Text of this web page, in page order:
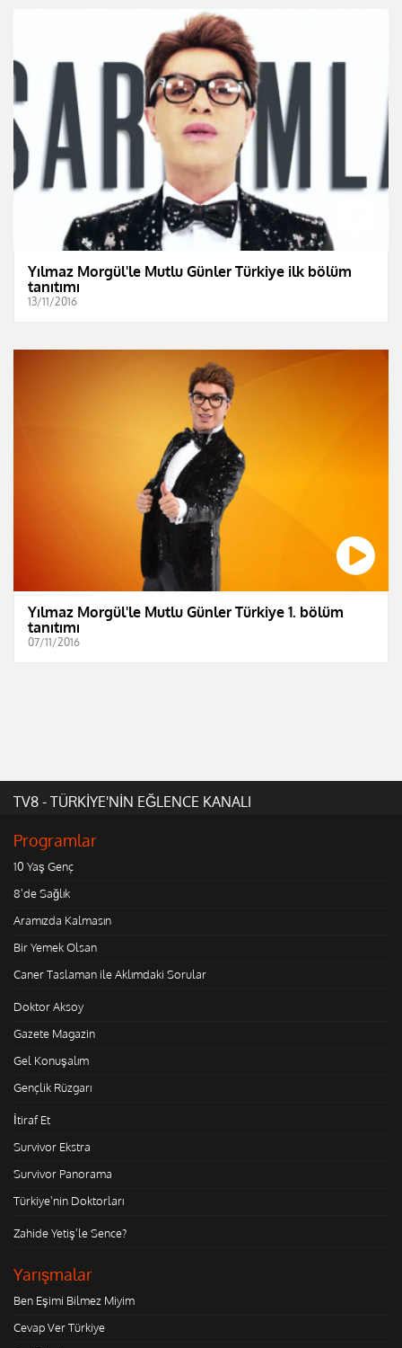
Yılmaz Morgül'le Mutlu Günler Türkiye ilk bölüm
tanıtımı
13/11/2016
Yılmaz Morgül'le Mutlu Günler Türkiye 1. bölüm
tanıtımı
07/11/2016
TV8 - TÜRKİYE'NİN EĞLENCE KANALI
Programlar
10 Yaş Genç
8'de Sağlık
Aramızda Kalmasın
Bir Yemek Olsan
Caner Taslaman ile Aklımdaki Sorular
Doktor Aksoy
Gazete Magazin
Gel Konuşalım
Gençlik Rüzgarı
İtiraf Et
Survivor Ekstra
Survivor Panorama
Türkiye'nin Doktorları
Zahide Yetiş'le Sence?
Yarışmalar
Ben Eşimi Bilmez Miyim
Cevap Ver Türkiye